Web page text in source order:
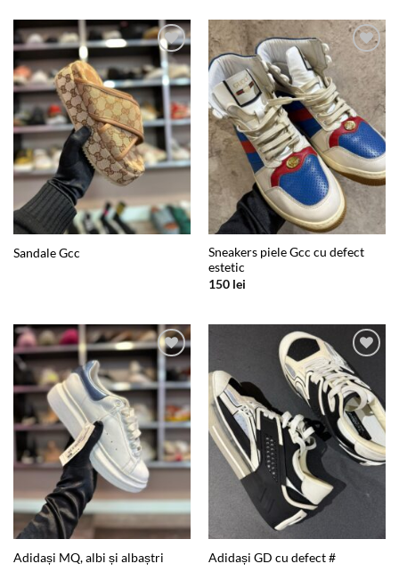
Add to
wishlist
Sandale Gcc
Add to
wishlist
Sneakers piele Gcc cu defect
estetic
150 lei
Add to
wishlist
Adidași MQ, albi și albaștri
Add to
wishlist
Adidași GD cu defect #